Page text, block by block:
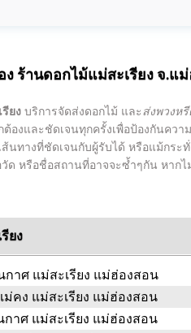
ง ร้านดอกไม้แม่สะเรียง จ.แม่
ยง บริการจัดส่งดอกไม้ และ ส่งพวงห
ต้องและชัดเจนทุกครั้งเพื่อป้องกันคว
นทางที่ชัดเจนกับผู้รับได้ หรือแม้กระทั่
วัด หรือชื่อสถานที่อาจจะซ้ำๆกัน หา
ยง
กาศ แม่สะเรียง แม่ฮ่องสอน
ม่คง แม่สะเรียง แม่ฮ่องสอน
กาศ แม่สะเรียง แม่ฮ่องสอน